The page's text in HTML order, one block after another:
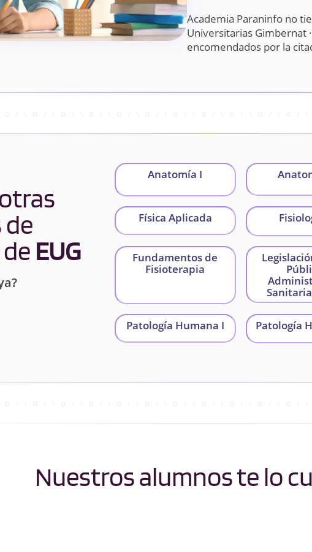
Academia Paraninfo no
Universitarias Gimbernat
encomendados por la
de EUG
Anatomía I
Física Aplicada
Fundamentos de
Fisioterapia
Patología Humana I Patología
Nuestros alumnos te lo